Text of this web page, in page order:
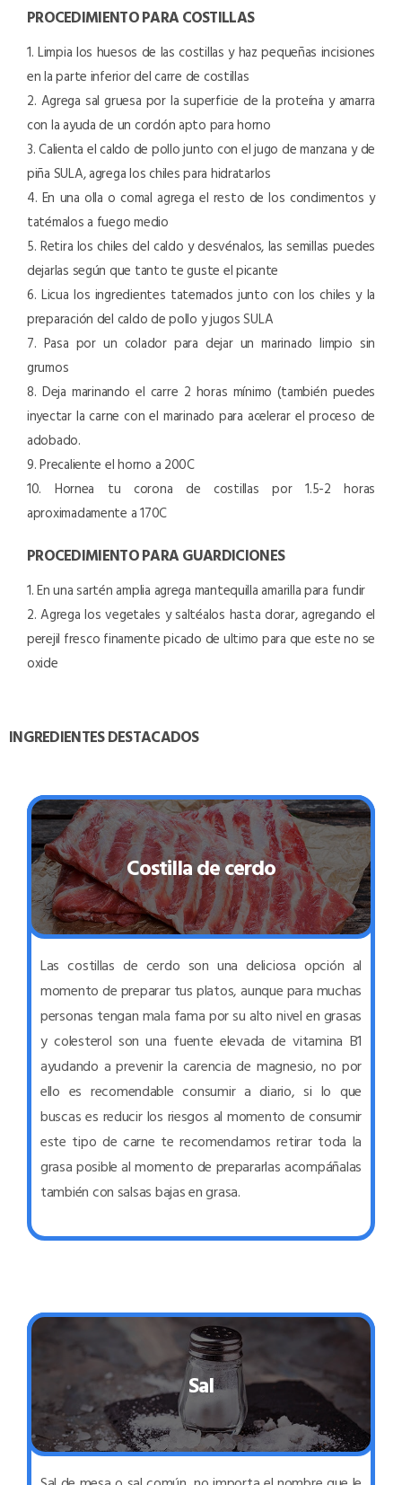
PROCEDIMIENTO PARA COSTILLAS
1. Limpia los huesos de las costillas y haz pequeñas incisiones
en la parte inferior del carre de costillas
2. Agrega sal gruesa por la superficie de la proteína y amarra
con la ayuda de un cordón apto para horno
3. Calienta el caldo de pollo junto con el jugo de manzana y de
piña SULA, agrega los chiles para hidratarlos
4. En una olla o comal agrega el resto de los condimentos y
tatémalos a fuego medio
5. Retira los chiles del caldo y desvénalos, las semillas puedes
dejarlas según que tanto te guste el picante
6. Licua los ingredientes tatemados junto con los chiles y la
preparación del caldo de pollo y jugos SULA
7. Pasa por un colador para dejar un marinado limpio sin
grumos
8. Deja marinando el carre 2 horas mínimo (también puedes
inyectar la carne con el marinado para acelerar el proceso de
adobado.
9. Precaliente el horno a 200C
10. Hornea tu corona de costillas por 1.5-2 horas
aproximadamente a 170C
PROCEDIMIENTO PARA GUARDICIONES
1. En una sartén amplia agrega mantequilla amarilla para fundir
2. Agrega los vegetales y saltéalos hasta dorar, agregando el
perejil fresco finamente picado de ultimo para que este no se
oxide
INGREDIENTES DESTACADOS
Costilla de cerdo
Las costillas de cerdo son una deliciosa opción al
momento de preparar tus platos, aunque para muchas
personas tengan mala fama por su alto nivel en grasas
y colesterol son una fuente elevada de vitamina B1
ayudando a prevenir la carencia de magnesio, no por
ello es recomendable consumir a diario, si lo que
buscas es reducir los riesgos al momento de consumir
este tipo de carne te recomendamos retirar toda la
grasa posible al momento de prepararlas acompáñalas
también con salsas bajas en grasa.
Sal